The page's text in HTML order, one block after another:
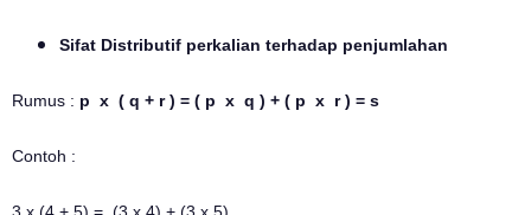
Sifat Distributif perkalian terhadap penjumlahan
Rumus : p x ( q + r ) = ( p x q ) + ( p x r ) = s
Contoh :